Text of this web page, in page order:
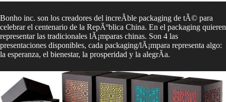
Bonho inc. son los creadores del increÃ­ble packaging de tÃ© para
celebrar el centenario de la RepÃºblica China. En el packaging quieren
representar las tradicionales lÃ¡mparas chinas. Son 4 las
presentaciones disponibles, cada packaging/lÃ¡mpara representa algo:
la esperanza, el bienestar, la prosperidad y la alegrÃ­a.